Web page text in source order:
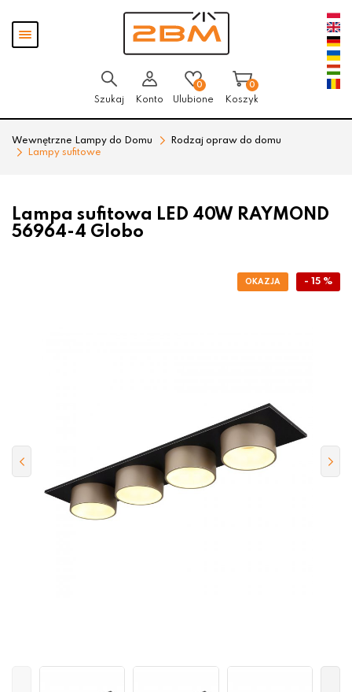
Pokaż
menu
Szukaj Konto
0
Ulubione
0
Koszyk
Wewnętrzne Lampy do Domu
Rodzaj opraw do domu
Lampy sufitowe
Lampa sufitowa LED 40W RAYMOND
56964-4 Globo
- 15 %